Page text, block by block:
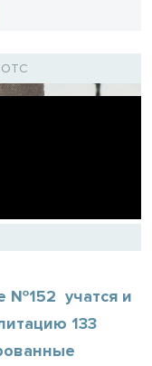
ОТС
№152 учатся и
133